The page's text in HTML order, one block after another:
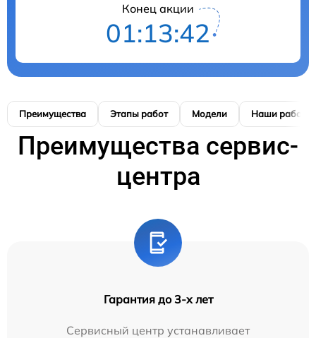
Конец акции
01:13:42
Преимущества Этапы работ Модели Наши работы
Преимущества сервис-
центра
Гарантия до 3-х лет
Сервисный центр устанавливает